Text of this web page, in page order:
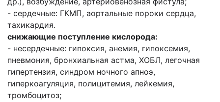
- сердечные: ГКМП, аортальные пороки сердца,
тахикардия.
снижающие поступление кислорода:
- несердечные: гипоксия, анемия, гипоксемия,
пневмония, бронхиальная астма, ХОБЛ, легочная
гипертензия, синдром ночного апноэ,
гиперкоагуляция, полицитемия, лейкемия,
тромбоцитоз;